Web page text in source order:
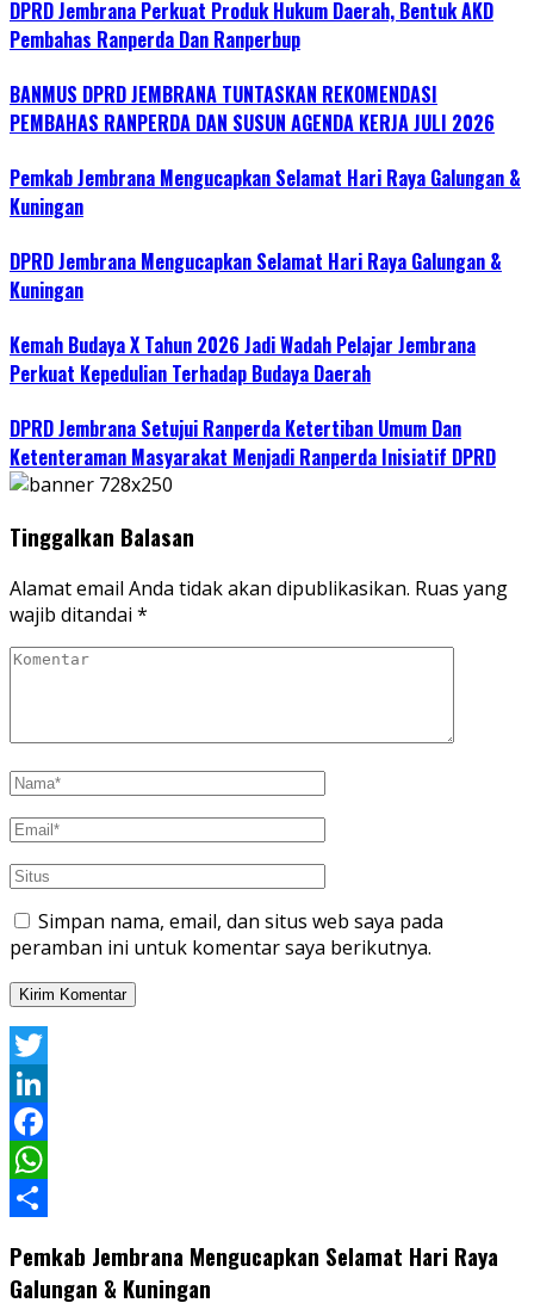
DPRD Jembrana Perkuat Produk Hukum Daerah, Bentuk AKD
Pembahas Ranperda Dan Ranperbup
BANMUS DPRD JEMBRANA TUNTASKAN REKOMENDASI
PEMBAHAS RANPERDA DAN SUSUN AGENDA KERJA JULI 2026
Pemkab Jembrana Mengucapkan Selamat Hari Raya Galungan &
Kuningan
DPRD Jembrana Mengucapkan Selamat Hari Raya Galungan &
Kuningan
Kemah Budaya X Tahun 2026 Jadi Wadah Pelajar Jembrana
Perkuat Kepedulian Terhadap Budaya Daerah
DPRD Jembrana Setujui Ranperda Ketertiban Umum Dan
Ketenteraman Masyarakat Menjadi Ranperda Inisiatif DPRD
Tinggalkan Balasan
Alamat email Anda tidak akan dipublikasikan. Ruas yang
wajib ditandai *
Simpan nama, email, dan situs web saya pada
peramban ini untuk komentar saya berikutnya.
Twitter
LinkedIn
Facebook
WhatsApp
Pemkab Jembrana Mengucapkan Selamat Hari Raya
Galungan & Kuningan